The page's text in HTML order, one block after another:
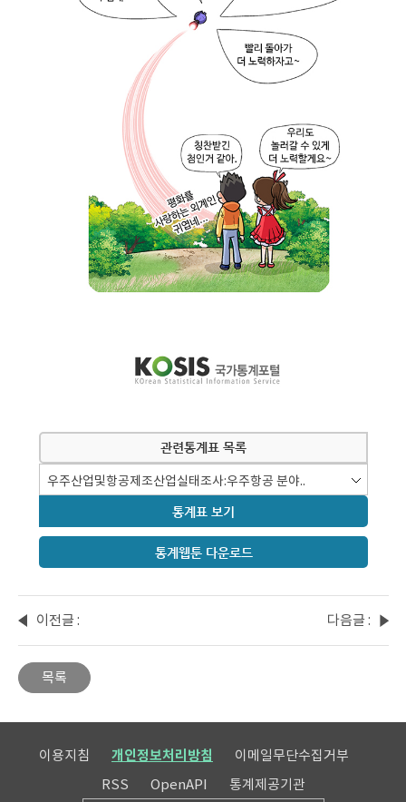
관련통계표 목록
통계표 보기
통계웹툰 다운로드
이전글 :
2026-
02화 :
숏폼
다음글 :
2026-
목록
이용지침 개인정보처리방침
이메일무단수집거부
RSS
OpenAPI 통계제공기관